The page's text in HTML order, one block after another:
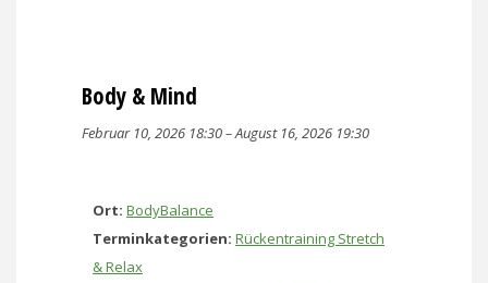
Body & Mind
Februar 10, 2026 18:30–August 16, 2026 19:30
Ort: BodyBalance
Terminkategorien: Rückentraining Stretch
& Relax